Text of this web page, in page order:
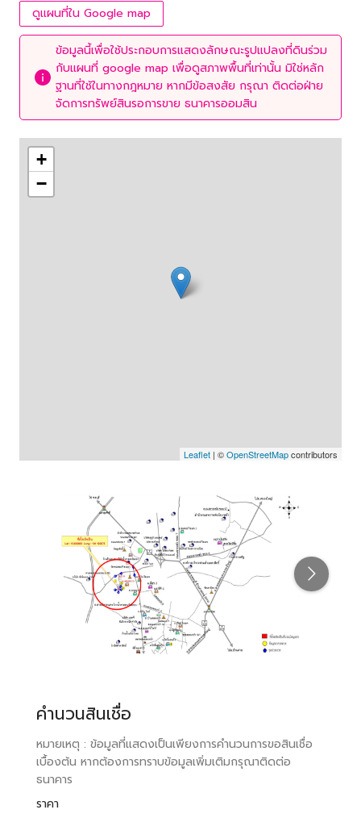
ดูแผนที่ใน Google map
ข้อมูลนี้เพื่อใช้ประกอบการแสดงลักษณะรูปแปลงที่ดินร่วม
กับแผนที่ google map เพื่อดูสภาพพื้นที่เท่านั้น มิใช่หลัก
ฐานที่ใช้ในทางกฎหมาย หากมีข้อสงสัย กรุณา ติดต่อฝ่าย
จัดการทรัพย์สินรอการขาย ธนาคารออมสิน
+
−
Leaflet | ©OpenStreetMapcontributors
คำนวนสินเชื่อ
หมายเหตุ : ข้อมูลที่แสดงเป็นเพียงการคำนวนการขอสินเชื่อ
เบื้องต้น หากต้องการทราบข้อมูลเพิ่มเติมกรุณาติดต่อ
ธนาคาร
ราคา